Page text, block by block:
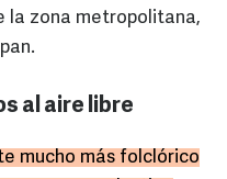
la zona metropolitana,
al aire libre
mucho más folclórico